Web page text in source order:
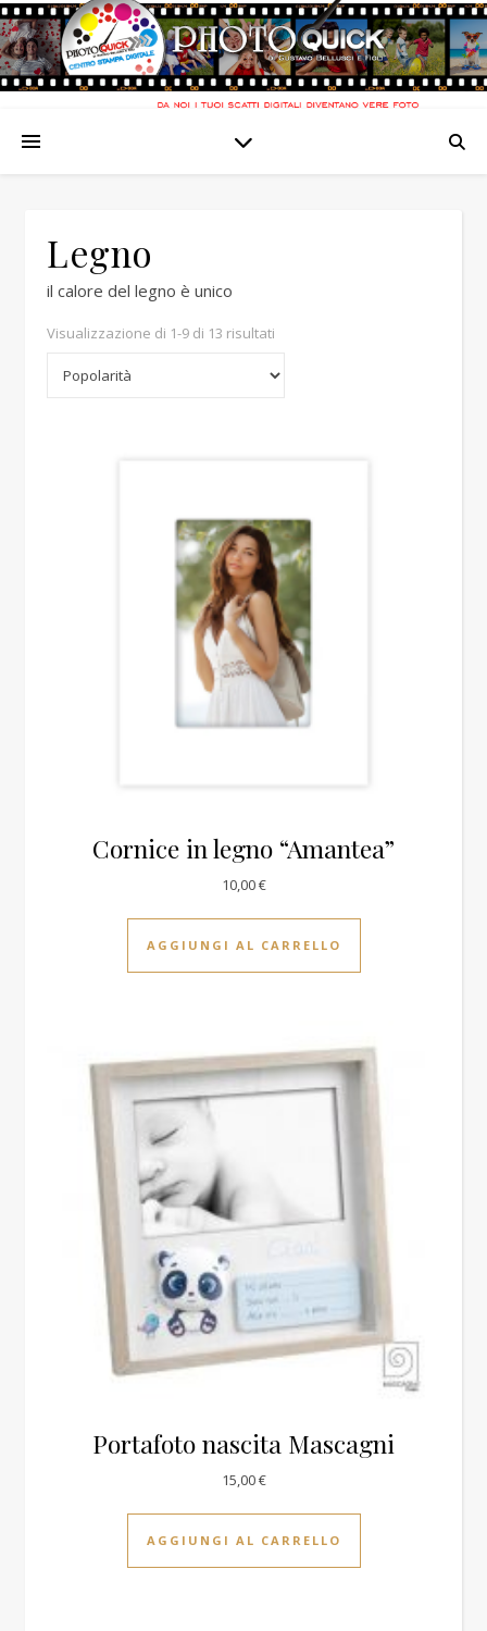
Legno
il calore del legno è unico
Visualizzazione di 1-9 di 13 risultati
Cornice in legno “Amantea”
10,00€
AGGIUNGI AL CARRELLO
Portafoto nascita Mascagni
15,00€
AGGIUNGI AL CARRELLO